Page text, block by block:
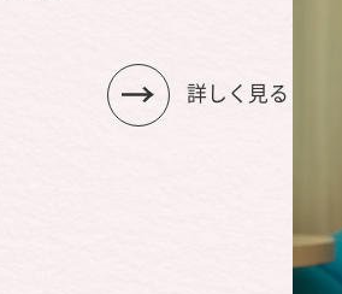
詳しく見る